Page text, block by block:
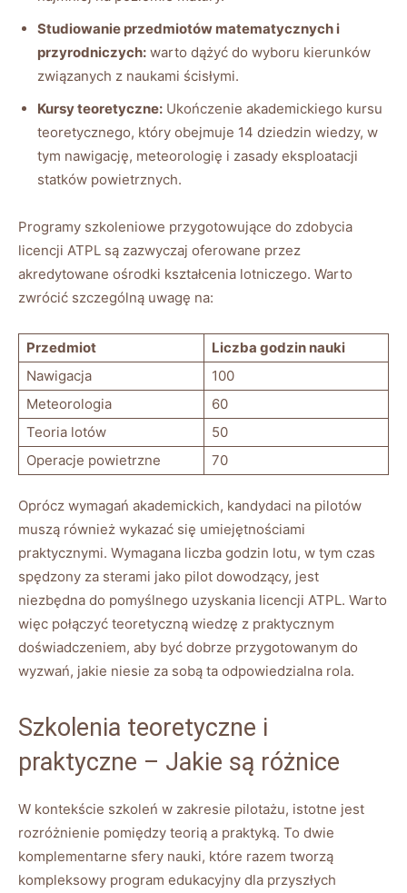
Studiowanie przedmiotów matematycznych i
przyrodniczych: warto dążyć do wyboru kierunków
związanych z naukami ścisłymi.
Kursy teoretyczne: Ukończenie akademickiego kursu
teoretycznego, który obejmuje 14 dziedzin wiedzy, w
tym nawigację, meteorologię i zasady eksploatacji
statków powietrznych.
Programy szkoleniowe przygotowujące do zdobycia
licencji ATPL są zazwyczaj oferowane przez
akredytowane ośrodki kształcenia lotniczego. Warto
zwrócić szczególną uwagę na:
Przedmiot
Liczba godzin nauki
Nawigacja
100
Meteorologia
60
Teoria lotów
50
Operacje powietrzne
70
Oprócz wymagań akademickich, kandydaci na pilotów
muszą również wykazać się umiejętnościami
praktycznymi. Wymagana liczba godzin lotu, w tym czas
spędzony za sterami jako pilot dowodzący, jest
niezbędna do pomyślnego uzyskania licencji ATPL. Warto
więc połączyć teoretyczną wiedzę z praktycznym
doświadczeniem, aby być dobrze przygotowanym do
wyzwań, jakie niesie za sobą ta odpowiedzialna rola.
Szkolenia teoretyczne i
praktyczne – Jakie są różnice
W kontekście szkoleń w zakresie pilotażu, istotne jest
rozróżnienie pomiędzy teorią a praktyką. To dwie
komplementarne sfery nauki, które razem tworzą
kompleksowy program edukacyjny dla przyszłych